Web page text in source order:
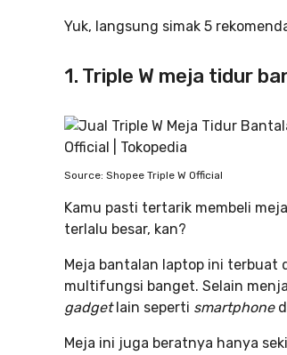
Yuk, langsung simak 5
1. Triple W meja tidur
Source: Shopee Triple W Official
Kamu pasti tertarik membeli
terlalu besar, kan?
Meja bantalan laptop ini terbuat
multifungsi banget. Selain
gadgetlain seperti smartphone
Meja ini juga beratnya hanya